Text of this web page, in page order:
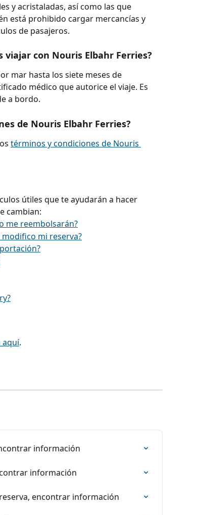
y acristaladas, así como las que
está prohibido cargar mercancías y
de pasajeros.
viajar con Nouris Elbahr Ferries?
mar hasta los siete meses de
médico que autorice el viaje. Es
a bordo.
de Nouris Elbahr Ferries?
términos y condiciones de Nouris
útiles que te ayudarán a hacer
cambian:
me reembolsarán?
modifico mi reserva?
aquí.
información
información
encontrar información